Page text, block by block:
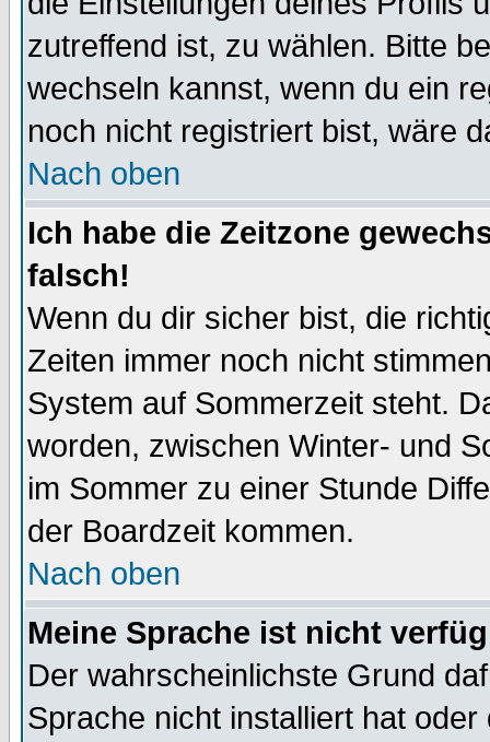
zutreffend ist, zu wählen. Bitte
wechseln kannst, wenn du ein
noch nicht registriert bist, wäre
Nach oben
Ich habe die Zeitzone
falsch!
Wenn du dir sicher bist, die
Zeiten immer noch nicht
System auf Sommerzeit steht.
worden, zwischen Winter- und
im Sommer zu einer Stunde
der Boardzeit kommen.
Nach oben
Meine Sprache ist nicht
Der wahrscheinlichste Grund
Sprache nicht installiert hat